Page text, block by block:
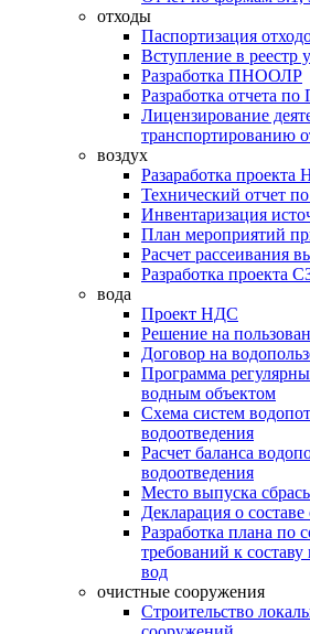
отходы
Паспортизация
Вступление в реестр
Разработка ПНООЛР
Разработка отчета
Лицензирование
транспортированию
воздух
Разаработка проекта
Технический отчет
Инвентаризация
План мероприятий
Расчет рассеивания
Разработка проекта
вода
Проект НДС
Решение на
Договор на
Программа
водным объектом
Схема систем
водоотведения
Расчет баланса
водоотведения
Место выпуска
Декларация о
Разработка плана по
требований к
вод
очистные сооружения
Строительство